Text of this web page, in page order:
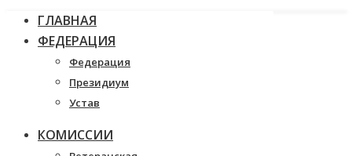
ГЛАВНАЯ
ФЕДЕРАЦИЯ
Федерация
Президиум
Устав
КОМИССИИ